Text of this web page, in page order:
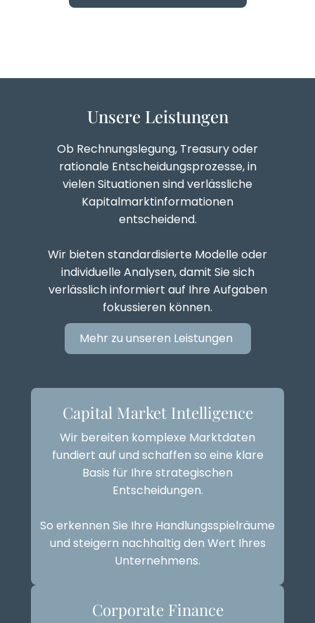
Unsere Leistungen
Ob Rechnungslegung, Treasury oder
rationale Entscheidungsprozesse, in
vielen Situationen sind verlässliche
Kapitalmarktinformationen
entscheidend.
Wir bieten standardisierte Modelle oder
individuelle Analysen, damit Sie sich
verlässlich informiert auf Ihre Aufgaben
fokussieren können.
Mehr zu unseren Leistungen
Capital Market Intelligence
Wir bereiten komplexe Marktdaten
fundiert auf und schaffen so eine klare
Basis für Ihre strategischen
Entscheidungen.
So erkennen Sie Ihre Handlungsspielräume
und steigern nachhaltig den Wert Ihres
Unternehmens.
Corporate Finance